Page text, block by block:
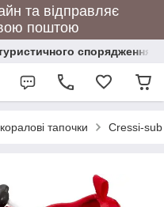
та відправляє
поштою
спорядження
тапочки Cressi-sub